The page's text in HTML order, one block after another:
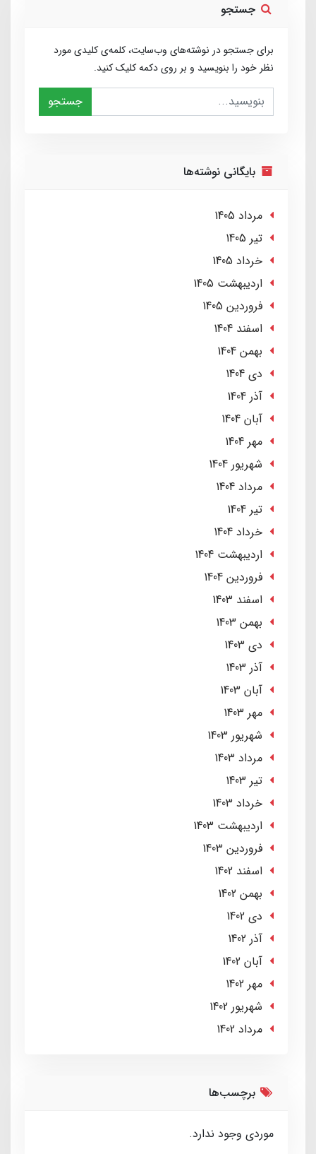
جستجو
برای جستجو در نوشته‌های وب‌سایت، کلمه‌ی کلیدی مورد
نظر خود را بنویسید و بر روی دکمه کلیک کنید.
جستجو
بایگانی نوشته‌ها
مرداد 1405
تير 1405
خرداد 1405
ارديبهشت 1405
فروردین 1405
اسفند 1404
بهمن 1404
دی 1404
آذر 1404
آبان 1404
مهر 1404
شهریور 1404
مرداد 1404
تير 1404
خرداد 1404
ارديبهشت 1404
فروردین 1404
اسفند 1403
بهمن 1403
دی 1403
آذر 1403
آبان 1403
مهر 1403
شهریور 1403
مرداد 1403
تير 1403
خرداد 1403
ارديبهشت 1403
فروردین 1403
اسفند 1402
بهمن 1402
دی 1402
آذر 1402
آبان 1402
مهر 1402
شهریور 1402
مرداد 1402
برچسب‌ها
موردی وجود ندارد.